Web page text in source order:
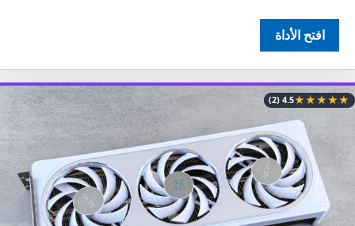
افتح الأداة
★
★
★
★
★
4.5
(2)